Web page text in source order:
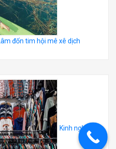
đốn tim hội mê xê dịch
Kinh nghiệm